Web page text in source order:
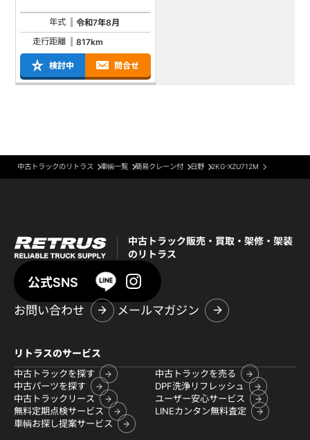
年式
令和7年8月
走行距離
817km
検討中 問合せ
中古トラックのリトラス 車輌一覧 簡易クレーン付 日野 2KG-XZU712M
中古トラック販売・買取・架修・架装
のリトラス
公式SNS
お問い合わせ
メールマガジン
リトラスのサービス
中古トラックを探す
中古トラックを売る
中古パーツを探す
DPF洗浄リフレッシュ
中古トラックリース
ユーザー安心サービス
無料定期点検サービス
LINEカンタン無料査定
車輌お探し提案サービス